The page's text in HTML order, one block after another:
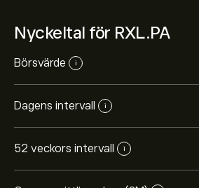
Nyckeltal för RXL.PA
Börsvärde i
Dagens intervall i
52 veckors intervall i